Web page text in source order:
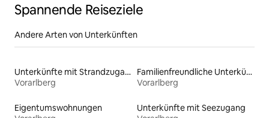
Spannende Reiseziele
Andere Arten von Unterkünften
Unterkünfte mit Strandzugang
Vorarlberg
Familienfreundliche Unterkünfte
Vorarlberg
Eigentumswohnungen
Unterkünfte mit Seezugang